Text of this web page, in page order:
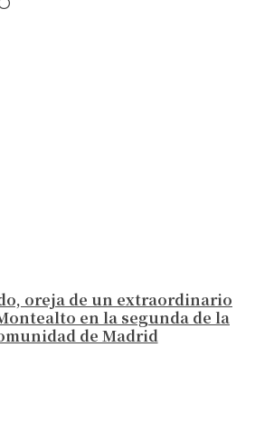
oreja de un extraordinario
en la segunda de la
de Madrid